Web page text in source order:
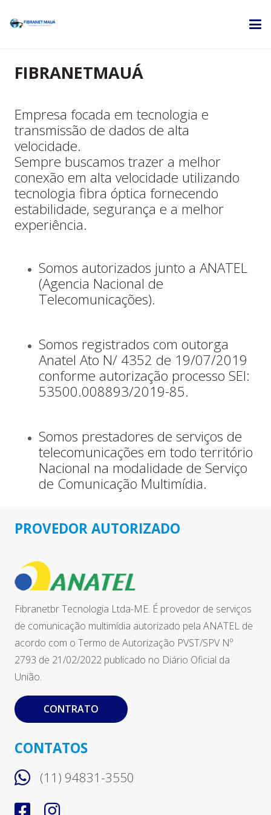
FIBRANETMAUÁ
Empresa focada em tecnologia e
transmissão de dados de alta
velocidade.
Sempre buscamos trazer a melhor
conexão em alta velocidade utilizando
tecnologia fibra óptica fornecendo
estabilidade, segurança e a melhor
experiência.
Somos autorizados junto a ANATEL
(Agencia Nacional de
Telecomunicações).
Somos registrados com outorga
Anatel Ato N/ 4352 de 19/07/2019
conforme autorização processo SEI:
53500.008893/2019-85.
Somos prestadores de serviços de
telecomunicações em todo território
Nacional na modalidade de Serviço
de Comunicação Multimídia.
PROVEDOR AUTORIZADO
Fibranetbr Tecnologia Ltda-ME. É provedor de serviços
de comunicação multimídia autorizado pela ANATEL de
acordo com o Termo de Autorização PVST/SPV Nº
2793 de 21/02/2022 publicado no Diário Oficial da
União.
CONTRATO
CONTATOS
(11) 94831-3550